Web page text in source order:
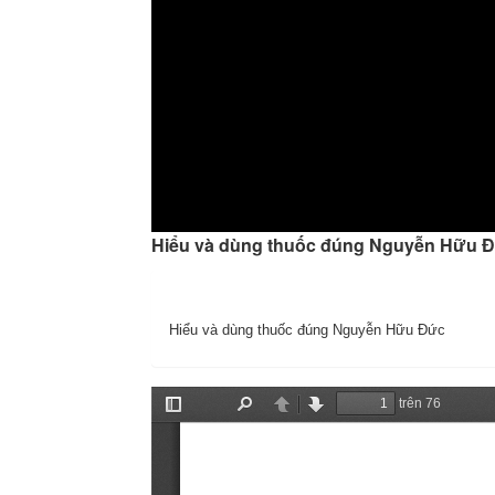
Hiểu và dùng thuốc đúng Nguyễn Hữu
Hiểu và dùng thuốc đúng Nguyễn Hữu Đức